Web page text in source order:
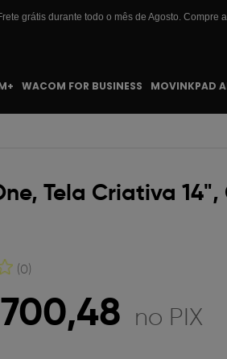
grátis durante todo o mês de Agosto. Compre
WACOM FOR BUSINESS MOVINKPAD
Tela Criativa
(0)
no PIX